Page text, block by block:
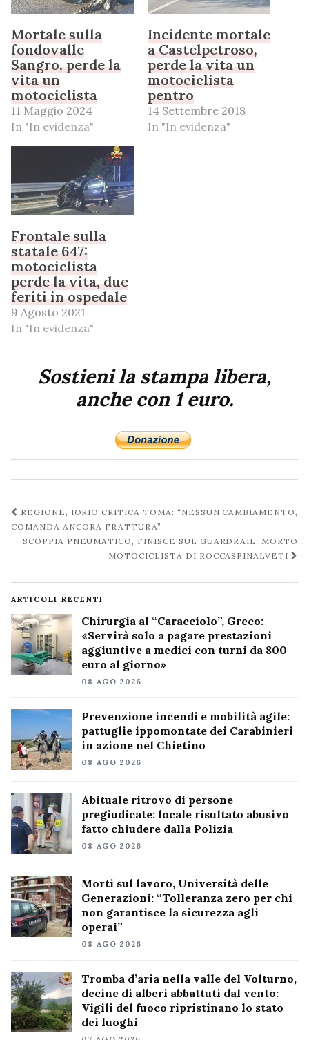
Mortale sulla
fondovalle
Sangro, perde la
vita un
motociclista
11 Maggio 2024
In "In evidenza"
Incidente mortale
a Castelpetroso,
perde la vita un
motociclista
pentro
14 Settembre 2018
In "In evidenza"
Frontale sulla
statale 647:
motociclista
perde la vita, due
feriti in ospedale
9 Agosto 2021
In "In evidenza"
Sostieni la stampa libera,
anche con 1 euro.
Navigazione
post
REGIONE, IORIO CRITICA TOMA: “NESSUN CAMBIAMENTO,
COMANDA ANCORA FRATTURA”
SCOPPIA PNEUMATICO, FINISCE SUL GUARDRAIL: MORTO
MOTOCICLISTA DI ROCCASPINALVETI
ARTICOLI RECENTI
Chirurgia al “Caracciolo”, Greco:
«Servirà solo a pagare prestazioni
aggiuntive a medici con turni da 800
euro al giorno»
08 AGO 2026
Prevenzione incendi e mobilità agile:
pattuglie ippomontate dei Carabinieri
in azione nel Chietino
08 AGO 2026
Abituale ritrovo di persone
pregiudicate: locale risultato abusivo
fatto chiudere dalla Polizia
08 AGO 2026
Morti sul lavoro, Università delle
Generazioni: “Tolleranza zero per chi
non garantisce la sicurezza agli
operai”
08 AGO 2026
Tromba d’aria nella valle del Volturno,
decine di alberi abbattuti dal vento:
Vigili del fuoco ripristinano lo stato
dei luoghi